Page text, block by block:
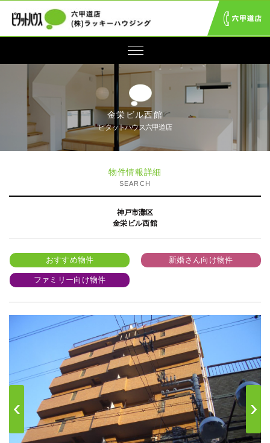
金栄ビル西館
ピタットハウス六甲道店
物件情報詳細
SEARCH
神戸市灘区
金栄ビル西館
おすすめ物件 新婚さん向け物件
ファミリー向け物件
Next